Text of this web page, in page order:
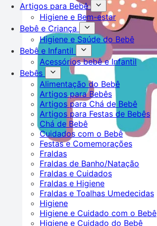
Artigos para Bebê
Higiene e Bem-estar
Bebê e Criança
Higiene e Saúde do Bebê
Bebê e Infantil
Acessórios bebê e Infantil
Bebês
Alimentação do Bebê
Artigos para Bebês
Artigos para Chá de Bebê
Artigos para Festas de Bebês
Chá de Bebê
Cuidados com o Bebê
Festas e Comemorações
Fraldas
Fraldas de Banho/Natação
Fraldas e Cuidados
Fraldas e Higiene
Fraldas e Toalhas Umedecidas
Higiene
Higiene e Cuidado com o Bebê
Higiene e Cuidado do Bebê